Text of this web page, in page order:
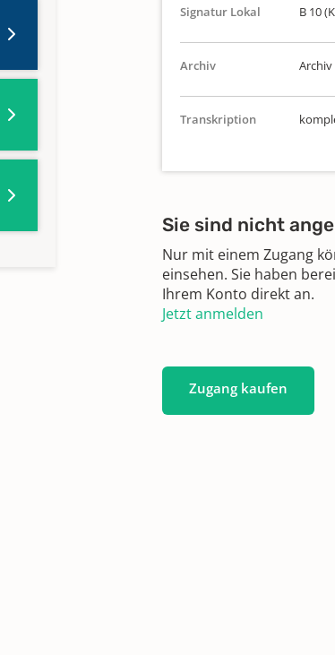
Signatur Lokal B 10
Archiv Archiv
Transkription
Sie sind nicht
Nur mit einem Zugang
einsehen. Sie haben
Ihrem Konto direkt an.
Jetzt anmelden
Zugang kaufen